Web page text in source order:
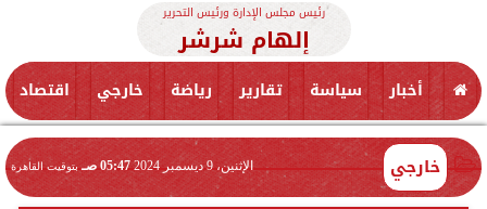
رئيس مجلس الإدارة ورئيس التحرير
إلهام شرشر
أخبار سياسة تقارير رياضة خارجي اقتصاد
خارجي الإثنين، 9 ديسمبر 2024 05:47 صـ بتوقيت القاهرة